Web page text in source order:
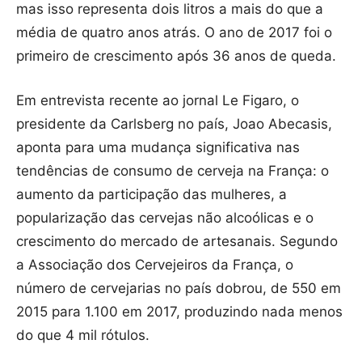
mas isso representa dois litros a mais do que a
média de quatro anos atrás. O ano de 2017 foi o
primeiro de crescimento após 36 anos de queda.
Em entrevista recente ao jornal Le Figaro, o
presidente da Carlsberg no país, Joao Abecasis,
aponta para uma mudança significativa nas
tendências de consumo de cerveja na França: o
aumento da participação das mulheres, a
popularização das cervejas não alcoólicas e o
crescimento do mercado de artesanais. Segundo
a Associação dos Cervejeiros da França, o
número de cervejarias no país dobrou, de 550 em
2015 para 1.100 em 2017, produzindo nada menos
do que 4 mil rótulos.